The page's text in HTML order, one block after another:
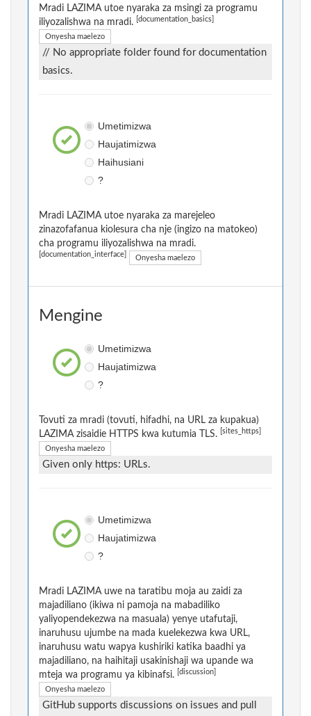
Mradi LAZIMA utoe nyaraka za msingi za programu
iliyozalishwa na mradi.
[documentation_basics]
Onyesha maelezo
// No appropriate folder found for documentation
basics.
Umetimizwa
Haujatimizwa
Haihusiani
?
Mradi LAZIMA utoe nyaraka za marejeleo
zinazofafanua kiolesura cha nje (ingizo na matokeo)
cha programu iliyozalishwa na mradi.
[documentation_interface] Onyesha maelezo
Mengine
Umetimizwa
Haujatimizwa
?
Tovuti za mradi (tovuti, hifadhi, na URL za kupakua)
LAZIMA zisaidie HTTPS kwa kutumia TLS.
[sites_https]
Onyesha maelezo
Given only https: URLs.
Umetimizwa
Haujatimizwa
?
Mradi LAZIMA uwe na taratibu moja au zaidi za
majadiliano (ikiwa ni pamoja na mabadiliko
yaliyopendekezwa na masuala) yenye utafutaji,
inaruhusu ujumbe na mada kuelekezwa kwa URL,
inaruhusu watu wapya kushiriki katika baadhi ya
majadiliano, na haihitaji usakinishaji wa upande wa
mteja wa programu ya kibinafsi.
[discussion]
Onyesha maelezo
GitHub supports discussions on issues and pull